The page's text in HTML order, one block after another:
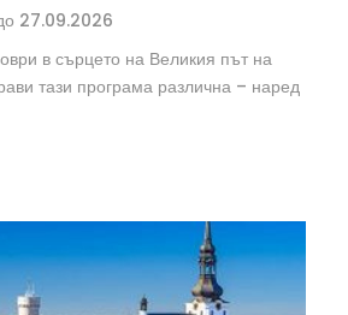
27.09.2026
в сърцето на Великия път на
тази програма различна – наред